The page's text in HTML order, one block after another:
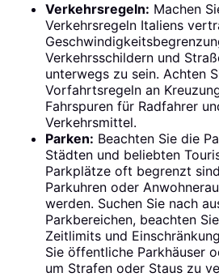
Verkehrsregeln: Machen
Verkehrsregeln Italiens
Verkehrsschildern und
unterwegs zu sein. Achten
Vorfahrtsregeln an
Fahrspuren für Radfahrer
Verkehrsmittel.
Parken: Beachten Sie die
Städten und beliebten
Parkplätze oft begrenzt
Parkuhren oder
werden. Suchen Sie nach
Parkbereichen, beachten
Zeitlimits und
Sie öffentliche Parkhäuser
um Strafen oder Staus zu